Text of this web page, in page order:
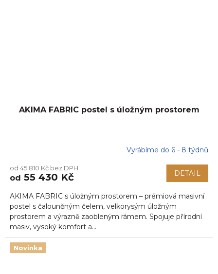
AKIMA FABRIC postel s úložným prostorem
Vyrábíme do 6 - 8 týdnů
od 45 810 Kč bez DPH
od 55 430 Kč DETAIL
AKIMA FABRIC s úložným prostorem – prémiová masivní
postel s čalouněným čelem, velkorysým úložným
prostorem a výrazně zaobleným rámem. Spojuje přírodní
masiv, vysoký komfort a...
Novinka